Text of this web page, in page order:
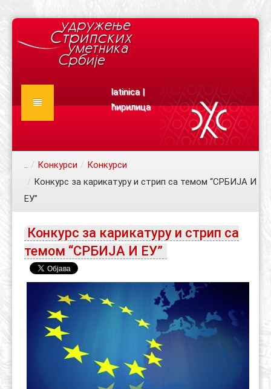
latinica|
ћирилица
.. / Конкурси / Конкурси
/ Конкурс за карикатуру и стрип са темом “СРБИЈА И
ЕУ”
Конкурс за карикатуру и стрип са
темом “СРБИЈА И ЕУ”
Почетна
Новости
Издања
Статут
Правилник
Чланови
Сарадници
Каталог